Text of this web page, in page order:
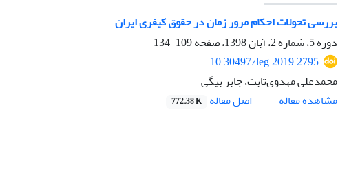
بررسی تحولات احکام مرور زمان در حقوق کیفری ایران
دوره 5، شماره 2، آبان 1398، صفحه
109-134
10.30497/leg.2019.2795
محمدعلی مهدوی‌ثابت، جابر بیگی
مشاهده مقاله
اصل مقاله 772.38 K